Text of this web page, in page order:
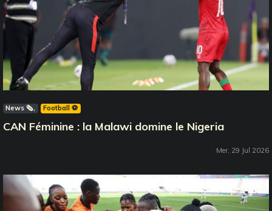
News 🗞️ Football ⚽️
CAN Féminine : la Malawi domine le Nigeria
Mer, 29 Jul 2026